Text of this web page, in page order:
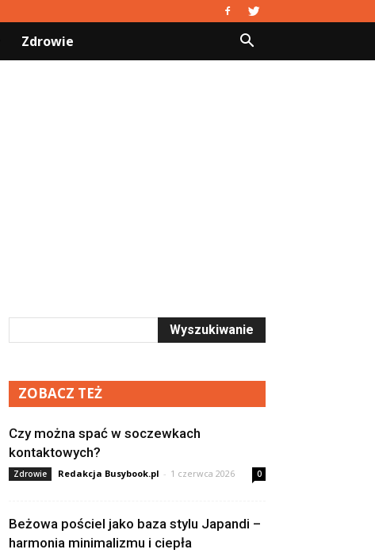
Zdrowie
ZOBACZ TEŻ
Czy można spać w soczewkach
kontaktowych?
Zdrowie Redakcja Busybook.pl - 1 czerwca 2026 0
Beżowa pościel jako baza stylu Japandi –
harmonia minimalizmu i ciepła